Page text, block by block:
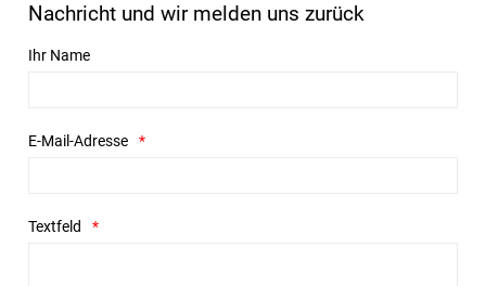
Nachricht und wir melden uns zurück
Ihr Name
E-Mail-Adresse
Textfeld